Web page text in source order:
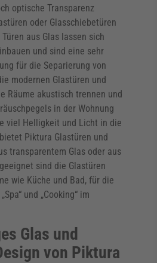
optische Transparenz
oder Glasschiebetüren
aus Glas lassen sich
und sind eine sehr
für die Separierung von
modernen Glastüren und
Räume akustisch trennen und
in der Wohnung
viel Helligkeit und Licht in die
Piktura Glastüren und
transparentem Glas oder aus
sind die Glastüren
wie Küche und Bad, für die
und „Cooking“ im
Glas und
von Piktura